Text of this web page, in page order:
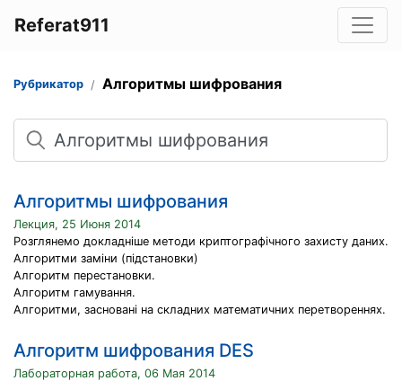
Referat911
Рубрикатор Алгоритмы шифрования
Поиск
Алгоритмы шифрования
Лекция, 25 Июня 2014
Розглянемо докладніше методи криптографічного захисту даних.
Алгоритми заміни (підстановки)
Алгоритм перестановки.
Алгоритм гамування.
Алгоритми, засновані на складних математичних перетвореннях.
Алгоритм шифрования DES
Лабораторная работа, 06 Мая 2014